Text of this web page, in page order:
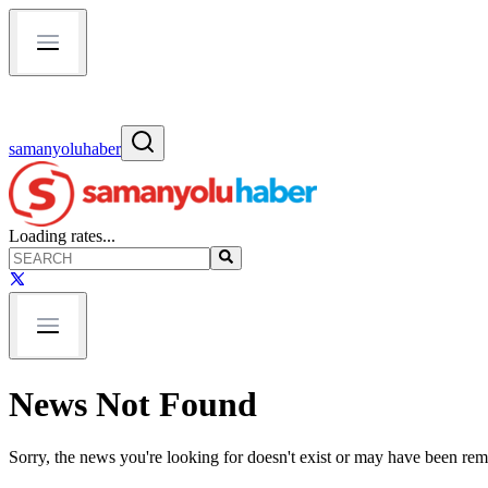
samanyoluhaber
Loading rates...
News Not Found
Sorry, the news you're looking for doesn't exist or may have been